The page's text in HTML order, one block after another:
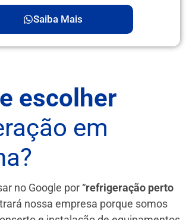
Saiba Mais
escolher
em
no Google por “refrigeração perto
nossa empresa porque somos